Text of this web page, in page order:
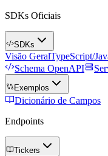
SDKs Oficiais
SDKs
Visão GeralTypeScript/
Schema OpenAPI
Exemplos
Dicionário de Campos
Endpoints
Tickers